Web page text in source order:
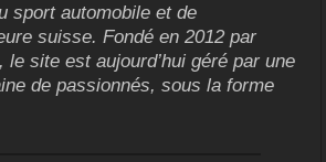
sport automobile et de
suisse. Fondé en 2012 par
le site est aujourd’hui géré par une
de passionnés, sous la forme